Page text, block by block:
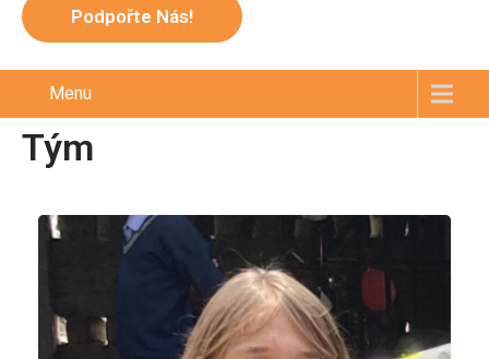
Podpořte Nás!
Menu
Tým